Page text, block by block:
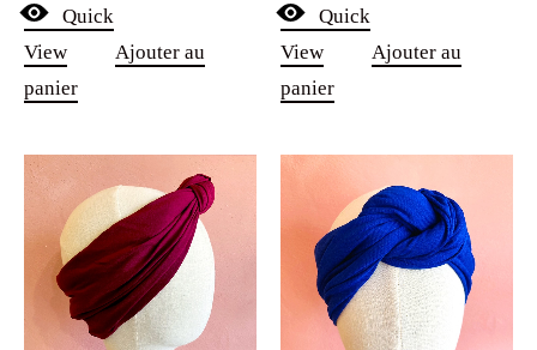
Quick
View
Ajouter au
panier
Quick
View
Ajouter au
panier